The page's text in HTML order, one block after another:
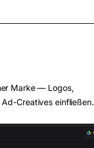
Marke — Logos,
Creatives einfließen.